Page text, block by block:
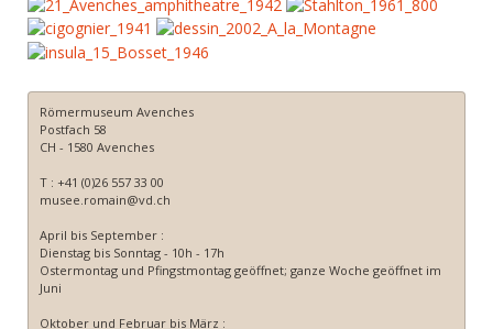
Römermuseum Avenches
Postfach 58
CH - 1580 Avenches
T : +41 (0)26 557 33 00
musee.romain@vd.ch
April bis September :
Dienstag bis Sonntag - 10h - 17h
Ostermontag und Pfingstmontag geöffnet; ganze Woche geöffnet im
Juni
Oktober und Februar bis März :